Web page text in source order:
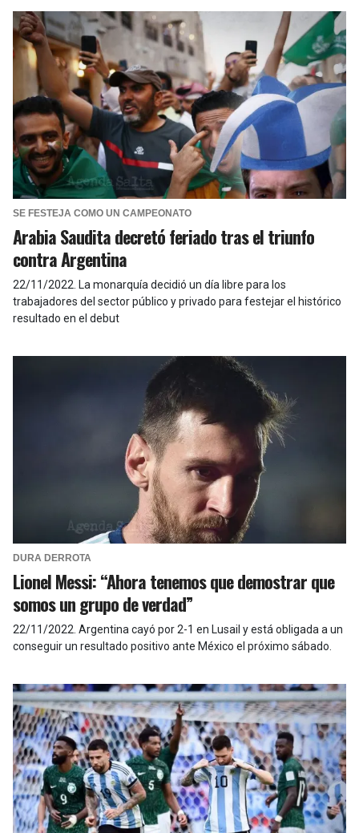
SE FESTEJA COMO UN CAMPEONATO
Arabia Saudita decretó feriado tras el triunfo
contra Argentina
22/11/2022 La monarquía decidió un día libre para los
trabajadores del sector público y privado para festejar el histórico
resultado en el debut
DURA DERROTA
Lionel Messi: “Ahora tenemos que demostrar que
somos un grupo de verdad”
22/11/2022 Argentina cayó por 2-1 en Lusail y está obligada a un
conseguir un resultado positivo ante México el próximo sábado.